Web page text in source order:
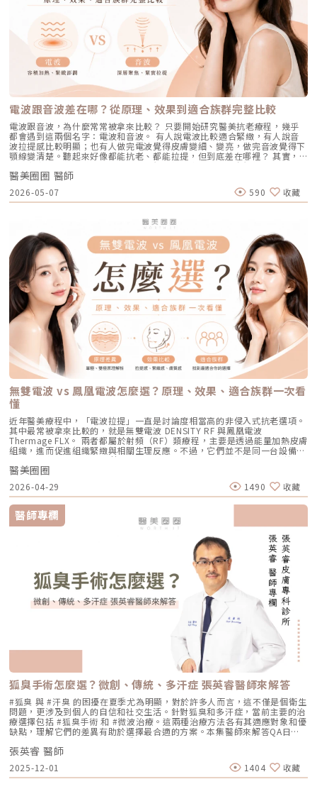
根本減少出油量的人。 作息不正常、壓力型成人痘：針對因為熬夜、壓力
大導致賀爾蒙波動，進而反覆在下巴、兩頰爆發的成人痘，精準破壞皮脂腺
能有效阻斷復發。 深色肌膚患者：過去許多雷射（如脈衝光、某些淨膚雷
射）在深色肌膚上容易引發熱傷害或色素沉澱（反黑）。AviClear 的
1726nm 波長針對的是「油脂」而非「黑色素」，因此適用於 Fitzpatrick
膚色分類的 I 到 VI 型（包含極深色肌膚），安全性極高。AviClear 戰痘雷
射 常見 QA 總整理在決定進行療程前，大家心中難免還有一些疑問。我們
整理了討論度最高的幾個問題：Q1：打 AviClear 戰痘雷射會痛嗎？需要敷
麻藥嗎？A：疼痛度極低，多數患者甚至不需要敷麻藥！怕痛的人有福了！
AviClear 搭載了專利的「AviCool™ 藍寶石冷卻技術」，探頭在雷射擊發的
前、中、後都會持續為肌膚表面降溫。治療過程中，主要會感覺到探頭冰冰
涼涼的，伴隨輕微的溫熱感或是像被橡皮筋輕彈的感覺。相較於傳統雷射或
手工清粉刺的痛楚，整體舒適度大幅提升，輕鬆就能完成療程。Q2：我現
在正在吃口服 A 酸，可以打 AviClear 嗎？A：建議先與主治醫師討論。一
般來說，口服 A 酸會讓皮膚變得比較薄且脆弱。多數醫師會建議在停用口服
A 酸至少 1 到 3 個月後，讓皮膚屏障稍微恢復，再來進行雷射治療會比較
安全。Q3：如果我只有局部（例如下巴）長痘痘，可以只打局部嗎？A：通
常建議「全臉治療」效果最佳。皮脂腺是分佈在全臉的，雖然目前只有下巴
在發炎，但其他區域的皮脂腺可能也處於過度活躍的狀態。全臉均勻施打可
以達到整體控油、預防其他部位未來爆發的效果。當然，醫師在施打時，會
針對正在發炎的嚴重區域特別加強能量。Q4：三次療程結束後，一輩子都
幅萎縮皮脂腺，把出油量降到極低，讓長痘痘的機率降到最低。但人體是有
自我修復機制的，經過數年後，部分皮脂腺可能會慢慢恢復部分功能。此
外，極端的壓力、嚴重的賀爾蒙失調依然可能引發零星的痘痘。但整體來
說，膚況絕對會比治療前穩定非常多。許多人會選擇在 1 到 2 年後，將
AviClear 作為年度的「控油進廠保養」來施打一次。Q5：打完 AviClear 後
有修復期嗎？該怎麼保養？A：由於屬於「非侵入性」的安全療程，術後皮
膚最多只會有輕微的泛紅，通常在幾個小時到一天內就會自然消退，完全不
影響日常上班上課。術後的保養也非常簡單：只要做好「基礎保濕」與「確
實防曬」，並在術後一週內暫停使用美白、酸類或去角質等刺激性產品即
可。對於忙碌的現代人來說，是非常友善的午休醫美選擇。拿回肌膚的主導
權，抗痘不再是一場苦戰青春痘從來就不只是一個表面的皮膚問題，它更深
刻地牽動著個人的自信心與社交生活。過去，嚴重痘痘肌患者往往陷入兩
難：任憑痘痘反覆肆虐，或是無奈忍受口服藥物的強烈副作用。隨著 2026
年新一代抗痘武器AviClear 戰痘雷射（1726nm）問世，無疑為醫學美容界
與深受痘痘困擾的患者，提供了一個全新、安全且具備極長效性的無藥物解
答。它成功將抗痘戰場，從伴隨負擔的全身性藥物代謝，精準轉移至局部的
皮脂腺控制，從源頭阻斷致痘環境。如果你也厭倦了反覆擦藥、吃藥的無盡
輪迴，渴望重新擁有一張清爽、穩定、不易泛油光的健康臉龐，建議尋求專
業醫師進行完整的膚況評估。透過精準的雷射療程規劃，為自己預約一個遠
離痘疤與油光的全新未來！
不同成因的毛孔問題都有相對應的解方！1. 溫和深層清潔：海菲秀
（HydraFacial）原理：屬於非侵入性的保養。利用專利的負壓水渦流技
術，溫和無痛地吸出毛孔深層的黑頭、白頭粉刺與多餘皮脂，同時導入高濃
度的保濕與抗氧化精華。適合誰：出油粉刺型毛孔、怕痛不敢打雷射、想作
為重要活動前的急救保養者。效果與特色：做完當下皮膚立刻感受到「會呼
吸」的潔淨感，毛孔因為髒污被清空並喝飽水，視覺上會立刻變得細緻，且
無恢復期。2. 光電雷射：皮秒雷射（搭配特殊透鏡）原理：皮秒雷射
（Pico Laser）是目前詢問度最高的縮毛孔療程。核心在於加上了「蜂巢透
鏡」或「聚焦透鏡」。這能在不破壞表皮的情況下，將雷射光束匯聚，在真
皮層產生「空泡效應（LIOB）」。這就像是在皮膚深層進行微小的破壞，
藉此喚醒肌膚的自癒機制，大量刺激膠原蛋白與彈力纖維新生，進而把毛孔
周圍的凹陷給「撐」起來。適合誰：輕中度的老化型毛孔、輕微淺層痘疤、
想同時改善膚色不均與暗沉的人。效果與特色：熱傷害小，術後通常只會紅
腫1~3天，幾乎不影響日常生活。是目前 CP 值極高的定期保養型雷射。3.
重度凹洞救星：UP雷射原理：如果是屬於嚴重的「疤痕/凹洞型毛孔」，皮
秒雷射可能不夠力，這時候就需要汽化型雷射上場。例如 UP雷射
（UltraPulse），它能將能量精準且極深地打入真皮層甚至皮下組織，切斷
硬化的纖維化疤痕組織，進行深層的肌膚重建。適合誰：嚴重的冰鑿型痘
疤、嚴重凹洞型毛孔粗大。效果與特色：效果非常強大且顯著，但相對的
「破壞力」也強。術後會有明顯的點狀結痂、流組織液，恢復期較長（約需
波 Exion、無限電波 Potenza）原理：結合了「微針」與「電波（RF）」
雙重優勢。透過極細的微針穿透表皮，在到達真皮層特定深度時瞬間釋放電
波熱能。這不僅能刺激膠原蛋白與彈力蛋白重組（改善老化型毛孔），微針
的物理性破壞與電波熱能，還能破壞過度活躍的皮脂腺（改善出油型毛
孔）。適合誰：混合型毛孔（又油又鬆弛）、肝斑體質不適合打高能量雷射
者、想全面提升膚質緊緻度的人。效果與特色：因為熱能在皮膚深層釋放，
表皮的熱傷害極小，退紅快（通常隔天即可上妝）。對於膚質的「整體優
化」有非常亮眼的表現。5. 物理性微創重建：得美微針筆（Dermapen）原
理：透過儀器上極細微的針頭，在肌膚表層每秒創造出1,920的微小穿刺通
道。這種「微破壞」能直接啟動肌膚天然的傷口癒合機制，刺激膠原蛋白與
彈力蛋白增生。更棒的是，這些微通道能像海綿一樣，大幅提升後續保養精
華（如生長因子、高濃度玻尿酸）的吸收率，達到加乘的養膚效果。適合族
群：老化型毛孔、淺層凹洞型毛孔、膚質粗糙者，以及對部分能量型療程較
為敏感、希望降低反黑風險的族群（實際仍需由醫師評估）。效果與特色：
因為沒有雷射或電波的「熱傷害」，所以術後照顧相對簡單，反黑機率極
低。做完後通常會有 1~3 天的微泛紅，能溫和改善膚質與毛孔細緻度的新
興療程。醫美療程怎麼選？重點大評比為了讓你更清楚怎麼挑選，我們整理
了五大主力療程的比較表：療程後的關鍵：醫美術後保養黃金法則許多人投
入療程本身，卻忽略術後照護的重要性，可能影響修復效果，甚至增加色素
沉澱風險。掌握以下三大原則，有助於穩定膚況並延續療程效果：1. 加強保
濕修護雷射或電波療程後，肌膚屏障暫時較為脆弱，容易出現乾燥與水分流
失。建議選擇成分單純、無香精與酒精的保濕與修護產品（如玻尿酸、神經
醯胺），協助維持肌膚修復所需的穩定環境。2. 落實防曬措施術後肌膚對紫
外線較為敏感，建議使用足夠防曬係數（如 SPF30–50 以上），並搭配帽
子、陽傘等物理性防曬，以降低色素沉澱的風險。3. 避免刺激性保養於恢復
期間內，應暫停使用酸類（如果酸、水楊酸）、A醇、去角質及高刺激性美
白產品。實際恢復時間會依療程種類與個人膚況不同，建議依照醫師指示逐
步恢復日常保養。毛孔粗大常見問題Q&A Q1：做完醫美，毛孔就可以「完
全消失」嗎？ 這是不切實際的期望喔！毛孔是皮膚正常的生理結構，不可
能完全消失不見。醫美療程的目標是讓變大、變形毛孔「縮小、變淺」，讓
肌膚在視覺上達到平滑、細緻的效果，也就是俗稱的「水煮蛋肌」狀態。
Q2：打雷射縮毛孔，皮膚會不會越打越薄？ 正確的雷射治療不但不會讓皮
膚變薄，反而會因為刺激真皮層膠原蛋白新生，讓肌膚變得更厚實、更有彈
性！但前提是「間隔時間要充足」且「能量掌控得當」，過度頻繁的施打才
有可能破壞皮膚屏障。Q3：改善毛孔粗大，通常需要打幾次才有效？ 醫美
不是變魔術，通常需要一個「療程」的規劃。以皮秒雷射或微針電波為例，
通常會建議進行 3~5 次（每次間隔約 4~6 週）為一個完整療程。不過，多
數人在第 2 次治療後，就會感覺到上妝變得服貼、出油量減少的明顯變化
了。Q4：我是容易泛紅的敏感肌或酒糟肌，也能做醫美縮毛孔嗎？需經醫
師審慎評估。敏感肌或酒糟肌因皮膚屏障較脆弱，若在發炎尚未穩定的情況
下進行高能量雷射，可能增加泛紅加劇或刺激反應的風險。因此治療重點通
常會先放在「穩定膚況與降低發炎反應」，並依個別狀況調整可能的誘發因
素。待肌膚穩定後，再由醫師評估選擇較溫和的療程，例如微針類療程或能
量可精準控制的微針電波，以循序漸進方式改善毛孔粗大與膚質細緻度。
Q5：我平常有在擦酸類或A醇縮毛孔，做醫美前後需要停用嗎？建議暫停使
用，但實際時間需依療程種類與個人膚況調整。酸類（如果酸、水楊酸）與
A醇會促進角質代謝，可能在療程前後增加肌膚敏感度，使刺激反應（如泛
紅、乾燥）加劇，並提高色素沉澱的風險。一般常見建議為：療程前約3–7
天暫停使用，術後約1–2週再視肌膚修復狀況逐步恢復。但實際仍應依醫師
評估為準。在停用期間，建議以溫和清潔、加強保濕與修護（如玻尿酸、神
經醯胺等），並落實防曬措施，協助肌膚穩定修復。擺脫毛孔焦慮，找回平
滑自信肌對抗毛孔粗大是一場長期抗戰，它需要你改變不良的生活習慣、建
立正確的居家保養觀念，並適時借助醫美科技的強大力量來突破瓶頸。現在
的醫美技術已經能為各種膚況提供客製化的解決方案，如果不確定自己到底
是屬於哪一種毛孔類型，或者不知道該從哪一個療程下手，建議直接安排時
間到專業的醫美診所進行諮詢。透過醫師的專業評估，甚至搭配高階的肌膚
檢測儀器，才能為你規劃出最精準、最不走冤枉路的縮毛孔計畫！★溫馨提
不能以單一方式應對。常見的斑點來源包括：一、紫外線長期累積的影響日
曬會刺激黑色素細胞活躍，形成曬斑、雀斑或不均勻暗沉。二、基因與體質
因素有些人天生黑色素細胞較敏感，斑點更容易在年輕時就出現。三、荷爾
蒙波動包含懷孕、避孕藥、壓力、作息不穩等，都可能使色素活躍，例如熟
知的肝斑。四、發炎後色素沉澱（PIH）痘痘、皮膚受傷、過度刺激後，都
可能留下深淺不一的色沉。以上原因造成斑點呈現不同的「深度」「密度」
與「分布」，也使除斑變得不再只是把黑色素擊散這麼簡單。只要能量不
足，改善有限；能量過強，又可能刺激皮膚，造成修復期延長、色素反應，
甚至讓斑點反覆出現。也因為色素問題本身複雜，傳統除斑療程才會讓人覺
得「效果不一定穩定」。要真正提高治療的成功率，關鍵就在於是否能更精
準、穩定地處理不同深度的黑色素，同時降低熱傷害。什麼是 Reepot AI時
光雷射？從技術重新理解除斑Reepot AI時光雷射是一款以 532 nm 綠光為
基礎，並結合 AI 影像分析的智慧型色素雷射，已通過美國 FDA、韓國
KFDA 與台灣 TFDA 核可。它的設計目的，是讓除斑治療更精準、更安全，
也更符合亞洲膚質對低熱傷害的需求。透過AI智慧影像掃描技術，系統能先
辨識斑點的深度與分布，使能量設定更具科學依據。在治療作用上，
Reepot 搭載超低溫冷卻機制，能在能量擊發的同時以低溫保護皮膚，降低
紅腫與熱刺激。其能量原理以機械式震動分散黑色素為主，而非單純依賴高
熱破壞，因此對周邊組織更溫和。簡單來說，它讓除斑從過去較不穩定的模
式，提升為更可控、恢復期更短的療程設計。Reepot 三大核心技術：讓除
斑更精準、安全、穩定在眾多除斑雷射中，Reepot 之所以被視為新一代的
術，不只是把能量打在斑點上，而是以更科學、更安全的方式處理色素問
題。AutoDerm 智慧影像分析系統在正式治療前，系統會先掃描肌膚，辨識
每一處斑點的分布、深度與範圍。這讓醫師不再只依賴肉眼判斷，而是能透
過影像資訊調整能量，讓治療更客製化、也更一致。對於斑點多、深淺不一
或分布不規則的人來說，這項技術能有效提升治療的精準度。CPTL 超冷卻
保護除斑過程中最令人擔心的副作用之一，就是因熱能過高造成紅腫、脫
皮，甚至反黑。CPTL 的作用是在雷射擊發的同時迅速降溫，使肌膚保持在
低溫狀態，避免熱能向周圍擴散。皮膚被冷保護包覆後，不僅治療時更舒
適，也能減少後續的發炎反應，讓整體修復期縮短許多。VSLS色素冷剝離
技術在 532 奈米波長下，Reepot 的能量並非以高熱燒灼黑色素，而是以機
械式的震動作用使色素顆粒鬆動、分離，再交由身體自然代謝。這項機制能
同時保護真皮層的血管結構，減少對健康組織的影響，讓整個治療更溫和，
也降低出現過度刺激或色素反應的可能性。透過這三項核心技術的搭配，
Reepot 不只是單純「把斑點打掉」，而是以更安全、更穩定的方式改善色
素問題，也更符合現代人對於恢復期短、風險低的期待。Reepot 為何能將
斑點一撕即除？人工皮代謝讓改善更有感為什麼 Reepot 能做到治療後「撕
除人工皮時同步帶走斑點」？這與它的能量作用與術後設計密切相關。
Reepot 透過 532 nm 能量搭配冷剝離技術，使表層黑色素逐漸被帶向角質
層；治療後覆蓋的人工皮則提供穩定、封閉式的修復環境，讓色素在代謝期
間被更完整地固定在表皮。當人工皮在回診時由專業人員取下，老化角質連
同部分色素會一併脫落，因此能呈現出「一撕即除」的改善效果。以冷卻保
護與機械式震動相結合的方式，讓斑點代謝更有感，也讓治療成果更直觀。
誰適合做 Reepot？讓你一眼就能找到自己的定位Reepot 特別適合以下肌
膚需求： 曬斑、雀斑、老人斑、顴骨母斑 膚色暗沉不均，看起來不夠乾淨
做過除斑，但怕反黑、怕紅腫 希望治療後恢復期短、隔天能上班 膚質偏薄
或偏敏感，不敢嘗試侵略性太高的治療Reepot AI時光雷射的效果：一次能
改善什麼？以下為臨床上常見改善情況（效果因個人皮膚而異）： 斑點淡
化明顯 膚色提亮、均勻度提升 老人斑變淡、邊界變柔和 妝感變乾淨，妝更
貼更亮 肌膚質地有細緻感Reepot 術後恢復期與照護指南Reepot 最大優勢
之一就是修復期短。常見反應淡淡泛紅：1–3 天斑點結痂／色素加深：3–7
天代謝期：1–2 週術前事項1. 治療部位若有傷口、感染或過敏發炎需等肌膚
恢復後再施作。2. 有心律調節器、光敏感或慢性疾病者需由醫師評估安全
性。3. 孕婦、哺乳者與近期使用光敏藥物者不建議進行光電療程。4. 三個
月內做過深層換膚或磨皮者需與醫師確認治療時機。5. 術前請避免日曬並停
止酸類、去角質與刺激性保養品。這些都有助於減少反黑。術後照護1. 人工
皮需連續貼著約 14 天且不可自行撕除。2. 若人工皮翹起或濕潤可加貼更大
片人工皮加強固定。3. 術後兩週內避免三溫暖、蒸氣、劇烈流汗與飲酒。4.
請按時回診由專業人員移除人工皮並檢查膚況。5. 如出現紅腫、刺癢或滲出
應立即聯絡診所處理。6. 色素代謝期間避免使用磨砂、卸妝棉與去角質產
品。7. 修復期需加強保濕並確實做好防曬。Reepot 的優勢到底在哪？與傳
準 舒適度 熱感明顯，需敷麻 即時冷卻系統，可不需敷麻 反黑風險 較高 較
理多種斑點 療程次數 修復期 可能需多次，修復期較長 單次有感改善、修復
期更短 適合性 適合多數色斑但風險略高 適合希望快速、低風險改善的族群
Reepot AI時光雷射禁忌症以下情況在接受 Reepot 治療時需特別注意，需
由醫療人員審慎評估：1. 具有光敏感體質或正在使用感光藥物者若皮膚對光
線反應特別強烈，或正在使用會增加光敏性的藥物，治療後發生刺激或色素
反應的風險較高。2. 三個月內曾使用口服 A 酸A 酸會影響皮膚角質更新與
修復速度，使治療後的反應加劇，因此仿單建議需完全停藥至少三個月。3.
最近三到六個月內接受過填補注射包括玻尿酸、洢蓮絲、舒顏萃等填充劑，
為避免能量影響填充物穩定性，需由醫療人員評估治療時機。4. 三個月內接
受過磨皮或其他侵入性治療若表皮尚未完全恢復，過早進行雷射可能造成過
度刺激或延長恢復期。5. 懷孕與哺乳期間仿單中明確列為需避免的狀況，主
要基於安全性與荷爾蒙變動的不確定性雖然非侵入性，但仍建議暫緩治療。
電波跟音波差在哪？從原理、效果到適合族群完整比較
電波跟音波，為什麼常常被拿來比較？ 只要開始研究醫美抗老療程，幾乎
都會遇到這兩個名字：電波和音波。 有人說電波比較適合緊緻，有人說音
波拉提感比較明顯；也有人做完電波覺得皮膚變細、變亮，做完音波覺得下
顎線變清楚。聽起來好像都能抗老、都能拉提，但到底差在哪裡？ 其實，
電波和音波最大的差別，不是「哪一個比較厲害」，而是它們使用的能量不
同、作用的層次不同，適合處理的老化問題也不同。 簡單來說： 電波偏向
改善皮膚的鬆、細紋、膚質與緊緻度。 音波偏向改善輪廓的垂、嘴邊肉、
下顎線與深層支撐。 例如：如果把臉比喻成一棟房子，電波比較像是在整
理牆面，讓表面變得更平整、更緊；音波則比較像是在加強地基與支撐結
拉提使用的是 RF 射頻能量。RF 是 Radiofrequency 的縮寫。原理是透過
射頻能量在皮膚組織中產生熱能，讓膠原蛋白受熱收縮，並啟動後續的膠原
蛋白新生與重組。很多人一聽到「加熱」會覺得很抽象，電波不是只打一個
點，而是讓一段皮膚組織被均勻加熱。當皮膚裡的膠原纖維遇到適當熱能，
就像鬆掉的彈力網被重新收緊，視覺上會有比較緊、平整的感覺。所以電波
常見的效果感受包括：皮膚變緊、細紋變淡、毛孔視覺變細緻、臉部鬆弛感
改善、膚質變得比較平滑。也因為電波比較強調「皮膚緊緻」和「膚質改
善」，所以如果困擾的是臉看起來鬆鬆的、眼周或嘴邊有細紋、臉頰摸起來
不夠緊實，電波通常會是可以評估的方向。但要注意，電波不是做完就立刻
變成另一張臉。效果通常會分成兩個階段：一部分人會先感覺皮膚有收緊
感，後續則會隨著膠原蛋白慢慢新生，讓緊緻度逐漸出現。音波是什麼？重
點在聚焦超音波與深層拉提音波拉提使用的是 聚焦式超音波能量，常見名
稱包含 HIFU、MFU 或 MFU-V。它的特色是可以把能量聚焦到皮膚深層，形
成一個個熱凝結點，刺激組織收縮與膠原蛋白新生。部分音波療程可透過不
同深度探頭，將能量作用到接近深層支撐結構的位置，例如常被討論的
SMAS 筋膜層。SMAS 是臉部支撐結構的一部分，傳統拉皮手術也會處理這
個層次。音波的概念，就是透過非侵入式方式，把能量送到較深層的支撐結
構，幫助輪廓往上拉。所以音波常見的效果感受包括：下顎線變清楚、嘴邊
肉改善、臉部線條變順、雙下巴或下半臉鬆垂感變少。如果你的困擾不是細
紋，而是「臉往下掉」、「輪廓線越來越模糊」、「拍照時下半臉變重」，
音波通常會比電波更貼近你的需求。不過音波也不是越深越好、越痛越有
效。不同部位需要不同探頭、不同深度與不同發數，醫師必須依照臉型、脂
肪厚度、骨架與皮膚狀況去規劃。打錯層次、能量過高或發數不合適，都可
能影響效果與安全性。電波、音波、傳統拉皮手術差異表 項目 電波拉提 音
波拉提 傳統拉皮手術 療程原理 使用RF射頻能量，透過熱能刺激膠原蛋白收
縮與新生 使用聚焦式超音波能量，將熱能聚焦到特定深度，刺激組織收縮
與膠原蛋白新生 透過外科手術方式，移除多餘皮膚，並重新拉提、固定鬆
弛組織 作用方向 偏向皮膚緊緻、細紋、膚質與鬆弛感改善 偏向深層支撐、
輪廓拉提、下顎線與嘴邊肉改善 偏向明顯鬆弛、下垂組織與多餘皮膚的結
構性改善 常見作用層次 真皮層、皮下組織，依儀器與能量設定不同 真皮
層、皮下組織、筋膜層等不同深度，依探頭與機型不同 皮膚、皮下組織、
SMAS筋膜層等，依手術方式不同 適合部位 臉部、眼周、下顎線、頸部、身
肉、下顎線模糊、臉部下垂感 改善明顯鬆弛、下垂與多餘皮膚，拉提幅度
通常較明顯 適合對象 皮膚開始鬆、細紋變多、毛孔或膚質變粗、想讓臉看
起來更緊緻的人 輪廓開始下垂、嘴邊肉明顯、下顎線不清楚、下半臉變重
型、能量與個人耐受度，可能不需麻醉或搭配舒緩方式 通常需要局部麻
上，依手術範圍與複雜度不同 修復期 多數人修復期短，可能有暫時泛紅、
長，可能有腫脹、瘀青、傷口照護與拆線需求 效果出現時間 部分人術後先
有緊實感，完整效果通常隨膠原蛋白新生逐漸出現 部分人術後有緊繃感，
拉提效果通常會在數週至數月逐漸明顯 術後消腫後逐漸看出效果，完整自
然度需等待恢復期 維持時間 約1年至1年半以上，依個人體質、老化速度與
保養而定 約1年至1年半以上，依個人體質、發數、能量與保養而定 通常可
維持數年，但仍會隨年齡與老化速度改變 優點 非侵入式、修復期短、膚質
與緊緻感改善自然 非侵入式、修復期短、對輪廓線與深層支撐較有針對性
拉提幅度通常較明顯，適合較嚴重鬆弛者 限制 對非常明顯的下垂或多餘皮
膚，改善幅度有限 對膚質、毛孔、細紋的改善不一定比電波明顯 需開刀、
強，要問哪個適合你很多人會問：「電波跟音波哪個效果比較好？」但這個
問題其實很容易問錯方向。因為電波和音波不是同一種東西，它們就像健身
醫美圈圈 醫師
2026-05-07 590 收藏
無雙電波 vs 鳳凰電波怎麼選？原理、效果、適合族群一次看
懂
近年醫美療程中，「電波拉提」一直是討論度相當高的非侵入式抗老選項。
其中最常被拿來比較的，就是無雙電波 DENSITY RF 與鳳凰電波
Thermage FLX。 兩者都屬於射頻（RF）類療程，主要是透過能量加熱皮膚
組織，進而促進組織緊緻與相關生理反應。不過，它們並不是同一台設備，
也不只是名稱不同而已。 簡單來說： 鳳凰電波較常被用於輪廓緊緻與拉提
需求，屬於單極射頻應用的代表療程； 無雙電波則為結合單極與雙極射頻
的複合式電波療程，常被用於同時兼顧緊緻與膚質改善。 根據原廠資料，
Thermage 為非侵入式射頻療程，可應用於肌膚緊緻與平滑需求；而
DENSITY 則採用單極與雙極射頻能量，可作用於不同皮膚層次。 這也是為
什麼許多人在選擇療程時會產生疑問： 我需要的是「輪廓拉提」，還是
「膚質細緻」？ 我適合鳳凰電波，還是無雙電波？ 兩者是否可以搭配施
作？ 以下將用較好理解的方式，帶你一次釐清兩者差異。什麼是鳳凰電波
Thermage FLX？鳳凰電波的正式名稱是 Thermage FLX，為台灣索塔
SoltaTaiwan Limited旗下的射頻設備。根據台灣原廠資料，Thermage
FLX 採用單極電容耦合射頻技術。所謂「電容耦合」，簡單來說就是能量透
過皮膚表面傳導進入皮膚內部，無需破壞皮膚結構。它的特色是「單極電
波」。是能將熱能傳遞到較深層的皮膚組織，形成較廣泛的容積式加熱。一
般民眾常聽到的「電波拉提」、「緊緻輪廓」、「改善鬆弛」，多半就是從
這類療程概念延伸而來。由於屬於非侵入式，不需要手術或注射，且通常恢
復期較短；效果可能在療程後逐漸顯現，並隨著時間持續變化。鳳凰電波適
合施打族群鳳凰電波比較常被期待用在以下需求： 臉部鬆弛感 下顎線不清
楚 嘴邊肉或輪廓線變模糊 眼周細紋與鬆弛 身體局部肌膚鬆弛 常被作為年度
型保養選項之一不過要特別注意，任何非侵入式儀器療程都不是拉皮手術，
也不是填充療程。它比較適合用來改善輕度到中度鬆弛，若已經有明顯皮膚
下垂、脂肪位移或組織支撐不足，仍需要由專業醫師評估是否需搭配其他療
程。什麼是DENSITY RF無雙電波 ？無雙電波的英文名稱為 DENSITY，由
Jeisys Medical 推出。根據 DENSITY 官方資料，這套系統使用單極與雙極
高頻能量，可將能量傳遞到淺層與深層皮膚組織。它和傳統單一電波不同的
地方，在於它主打「單極 + 雙極」的複合式能量設計。單極偏向較深層作
用，雙極則偏向較表層、較集中，因此在療程定位上，無雙電波常被形容為
兼顧： 深層緊緻 淺層膚質 細紋改善 毛孔與光澤感 整體肌膚精緻度
DENSITY 採用 sequential monopolar + bipolar RF，也就是序列式單極
與雙極射頻能量，並搭配冷卻與即時阻抗校準等設計。無雙電波適合施打族
群無雙電波常被期待用在以下族群： 臉沒有嚴重鬆弛，但開始覺得輪廓不
夠緊 膚質變粗、毛孔變明顯 乾燥細紋、光澤感下降 想做電波，但怕疼痛感
太強 想要自然型、精緻型保養 希望同時處理緊緻與膚質所以如果說鳳凰電
波比較偏「輪廓拉提主力」，無雙電波就比較像「緊緻 + 膚質管理」的複合
醫美圈圈
2026-04-29 1490 收藏
醫師專欄
狐臭手術怎麼選？微創、傳統、多汗症 張英睿醫師來解答
#狐臭 與 #汗臭 的困擾在夏季尤為明顯，對於許多人而言，這不僅是個衛生
問題，更涉及到個人的自信和社交生活。針對狐臭和多汗症，當前主要的治
療選擇包括 #狐臭手術 和 #微波治療。這兩種治療方法各有其適應對象和優
缺點，理解它們的差異有助於選擇最合適的方案。本集醫師來解答QA日常
生活中該如何減少體味產生？重點摘要：00:00 開場00:05 微創旋轉刮刀狐
臭手術與傳統狐臭手術法之比較00:40 狐臭手術治療效果如何？01:55 狐臭
和多汗我都有，但我能使用狐臭手術嗎？02:33 狐臭治療建議幾歲開始做？
03:08 微波治療後汗水會跑到其他部位嗎？04:21 日常生活中該如何減少體
味產生？張英睿皮膚專科診所官網 : http://www.skinbook.com.tw/張英
張英睿 醫師
2025-12-01 1404 收藏